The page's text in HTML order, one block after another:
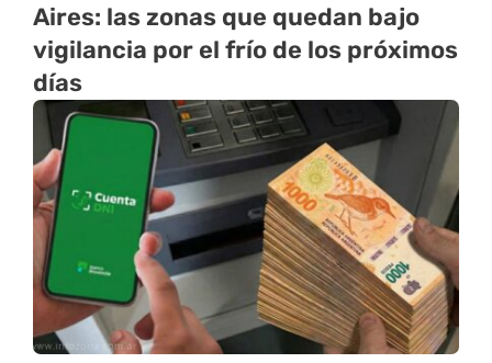
Aires: las zonas que quedan bajo
vigilancia por el frío de los próximos
días